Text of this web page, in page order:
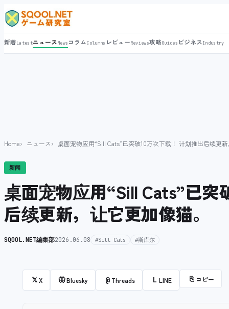
新着LatestニュースNews コラムColumns レビューReviews攻略Guides ビジネスIndustry
Home ニュース 桌面宠物应用“Sill Cats”已突破10万次下载！ 计划推出后续更
新闻
桌面宠物应用“Sill Cats”已突
后续更新，让它更加像猫。
SQOOL.NET編集部2026.06.08 #Sill Cats #斯库尔
𝕏X 🦋Bluesky @ Threads L LINE ⎘ コピー